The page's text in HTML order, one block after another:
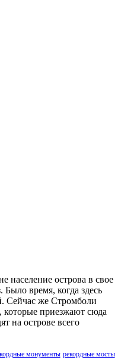
население острова в свое
Было время, когда здесь
Сейчас же Стромболи
которые приезжают сюда
на острове всего
монументы рекордные мосты